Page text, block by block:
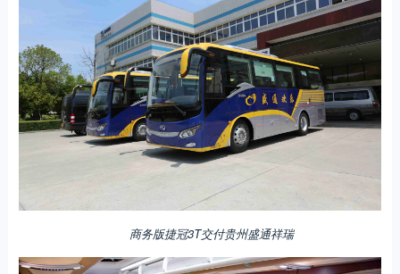
商务版捷冠3T交付贵州盛通祥瑞